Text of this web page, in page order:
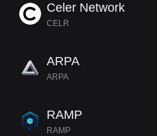
Celer Network
CELR
ARPA
ARPA
RAMP
RAMP